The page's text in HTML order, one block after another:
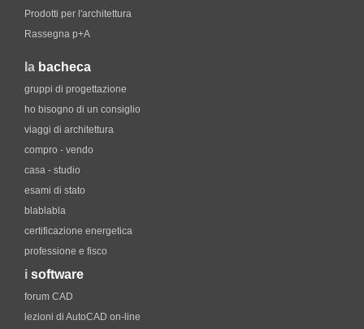
Prodotti per l'architettura
Rassegna p+A
la bacheca
gruppi di progettazione
ho bisogno di un consiglio
viaggi di architettura
compro - vendo
casa - studio
esami di stato
blablabla
certificazione energetica
professione e fisco
i software
forum CAD
lezioni di AutoCAD on-line